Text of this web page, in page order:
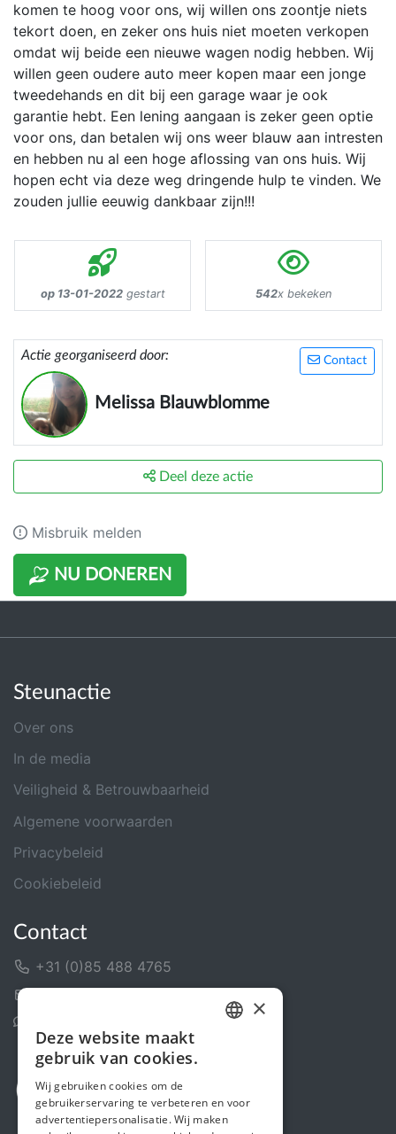
komen te hoog voor ons, wij willen ons zoontje niets
tekort doen, en zeker ons huis niet moeten verkopen
omdat wij beide een nieuwe wagen nodig hebben. Wij
willen geen oudere auto meer kopen maar een jonge
tweedehands en dit bij een garage waar je ook
garantie hebt. Een lening aangaan is zeker geen optie
voor ons, dan betalen wij ons weer blauw aan intresten
en hebben nu al een hoge aflossing van ons huis. Wij
hopen echt via deze weg dringende hulp te vinden. We
zouden jullie eeuwig dankbaar zijn!!!
op 13-01-2022gestart 542x bekeken
Contact
Actie georganiseerd door:
Melissa Blauwblomme
NU DONEREN
Deel deze actie
Misbruik melden
Steunactie
Over ons
In de media
Veiligheid & Betrouwbaarheid
Algemene voorwaarden
Privacybeleid
Cookiebeleid
Contact
+31 (0)85 488 4765
ENGLISH
×
Deze website maakt
gebruik van cookies.
Wij gebruiken cookies om de
gebruikerservaring te verbeteren en voor
advertentiepersonalisatie. Wij maken